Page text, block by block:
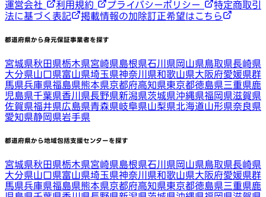
運営会社 利用規約 プライバシーポリシー
特定商取引
法に基づく表記
掲載情報の加除訂正希望はこちら
都道府県から身元保証事業者を探す
宮城県秋田県栃木県宮崎県島根県石川県岡山県鳥取県長崎県
大分県山口県富山県埼玉県神奈川県和歌山県大阪府愛媛県群
馬県兵庫県福島県熊本県京都府高知県東京都徳島県三重県鹿
児島県千葉県香川県長野県新潟県茨城県沖縄県福岡県滋賀県
佐賀県福井県広島県青森県岐阜県山梨県北海道山形県奈良県
愛知県静岡県岩手県
都道府県から地域包括支援センターを探す
宮城県秋田県栃木県宮崎県島根県石川県岡山県鳥取県長崎県
大分県山口県富山県埼玉県神奈川県和歌山県大阪府愛媛県群
馬県兵庫県福島県熊本県京都府高知県東京都徳島県三重県鹿